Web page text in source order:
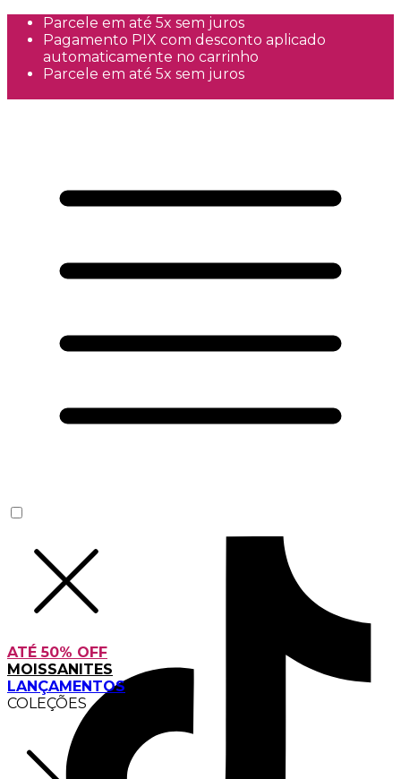
Parcele em até 5x sem juros
Pagamento PIX com desconto aplicado
automaticamente no carrinho
Parcele em até 5x sem juros
ATÉ 50% OFF
MOISSANITES
LANÇAMENTOS
COLEÇÕES